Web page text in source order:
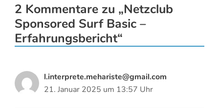
2 Kommentare zu „Netzclub
Sponsored Surf Basic –
Erfahrungsbericht“
l.interprete.mehariste@gmail.com
21. Januar 2025 um 13:57 Uhr